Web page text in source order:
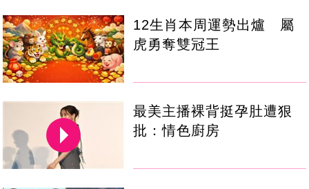
12生肖本周運勢出爐 屬
虎勇奪雙冠王
最美主播裸背挺孕肚遭狠
批：情色廚房